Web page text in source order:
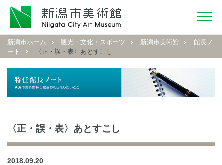
新潟市ホーム 観光・文化・スポーツ 新潟市美術館
館長ノ
ート
〈正・誤・表〉あとすこし
〈正・誤・表〉あとすこし
2018.09.20